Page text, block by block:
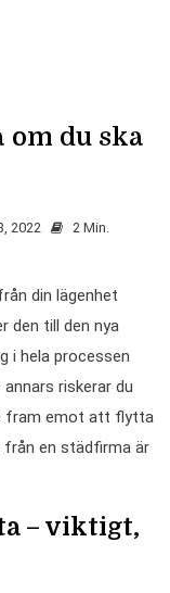
du ska
2022
2 Min.
din lägenhet
den till den nya
i hela processen
riskerar du
fram emot att flytta
en städfirma är
– viktigt,